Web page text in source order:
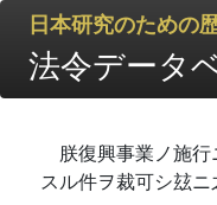
日本研究のための
法令データ
朕復興事業ノ施
スル件ヲ裁可シ玆